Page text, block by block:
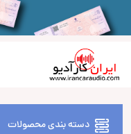
دسته بندی محصولات